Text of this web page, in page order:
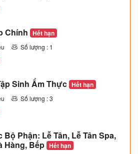
Chính Hết hạn
Số lượng : 1
Sinh Ẩm Thực Hết hạn
Số lượng : 3
Phận: Lễ Tân, Lễ Tân Spa,
Hàng, Bếp Hết hạn